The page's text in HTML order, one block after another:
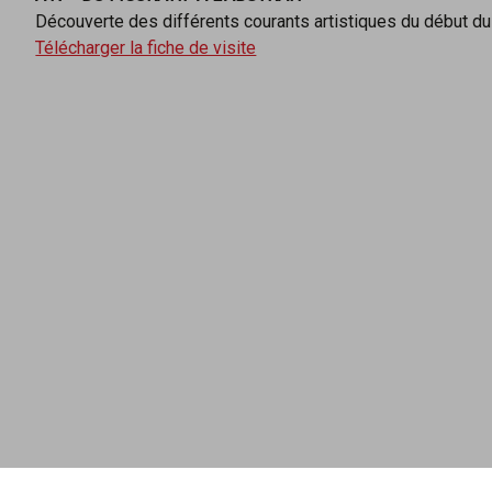
Découverte des différents courants artistiques du début du
Télécharger la fiche de visite